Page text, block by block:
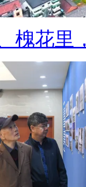
槐花里